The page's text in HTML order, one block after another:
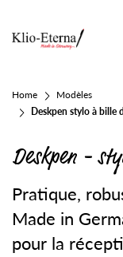
Home
Modèles
Deskpen stylo à bille
Deskpen -
Pratique,
Made in
pour la